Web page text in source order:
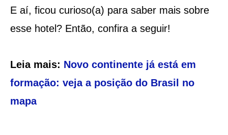
E aí, ficou curioso(a) para saber mais sobre
esse hotel? Então, confira a seguir!
Leia mais: Novo continente já está em
formação: veja a posição do Brasil no
mapa